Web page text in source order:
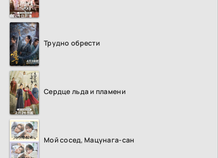
Трудно обрести
Сердце льда и пламени
Мой сосед, Мацунага-сан